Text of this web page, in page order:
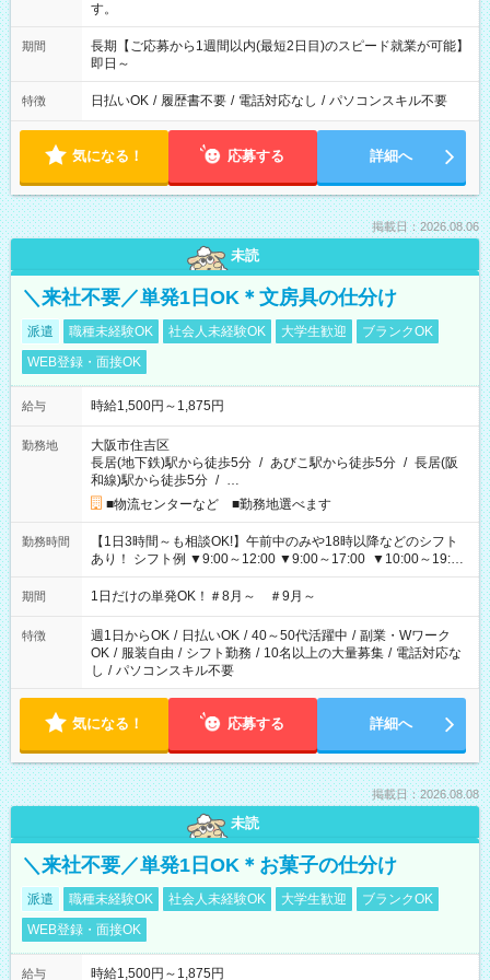
す。
期間
長期【ご応募から1週間以内(最短2日目)のスピード就業が可能】
即日～
特徴 日払いOK / 履歴書不要 / 電話対応なし / パソコンスキル不要
気になる！ 応募する 詳細へ
掲載日：2026.08.06
未読
＼来社不要／単発1日OK＊文房具の仕分け
派遣 職種未経験OK 社会人未経験OK 大学生歓迎
ブランクOK
WEB登録・面接OK
給与 時給1,500円～1,875円
勤務地
大阪市住吉区
長居(地下鉄)駅から徒歩5分 / あびこ駅から徒歩5分 / 長居(阪
和線)駅から徒歩5分 / …
■物流センターなど ■勤務地選べます
勤務時間
【1日3時間～も相談OK!】午前中のみや18時以降などのシフト
あり！ シフト例 ▼9:00～12:00 ▼9:00～17:00 ▼10:00～19:00
▼18:00～21:00
期間 1日だけの単発OK！＃8月～ ＃9月～
特徴 週1日からOK / 日払いOK / 40～50代活躍中 / 副業・Wワーク
OK / 服装自由 / シフト勤務 / 10名以上の大量募集 / 電話対応な
し / パソコンスキル不要
気になる！ 応募する 詳細へ
掲載日：2026.08.08
未読
＼来社不要／単発1日OK＊お菓子の仕分け
派遣 職種未経験OK 社会人未経験OK 大学生歓迎
ブランクOK
WEB登録・面接OK
給与 時給1,500円～1,875円